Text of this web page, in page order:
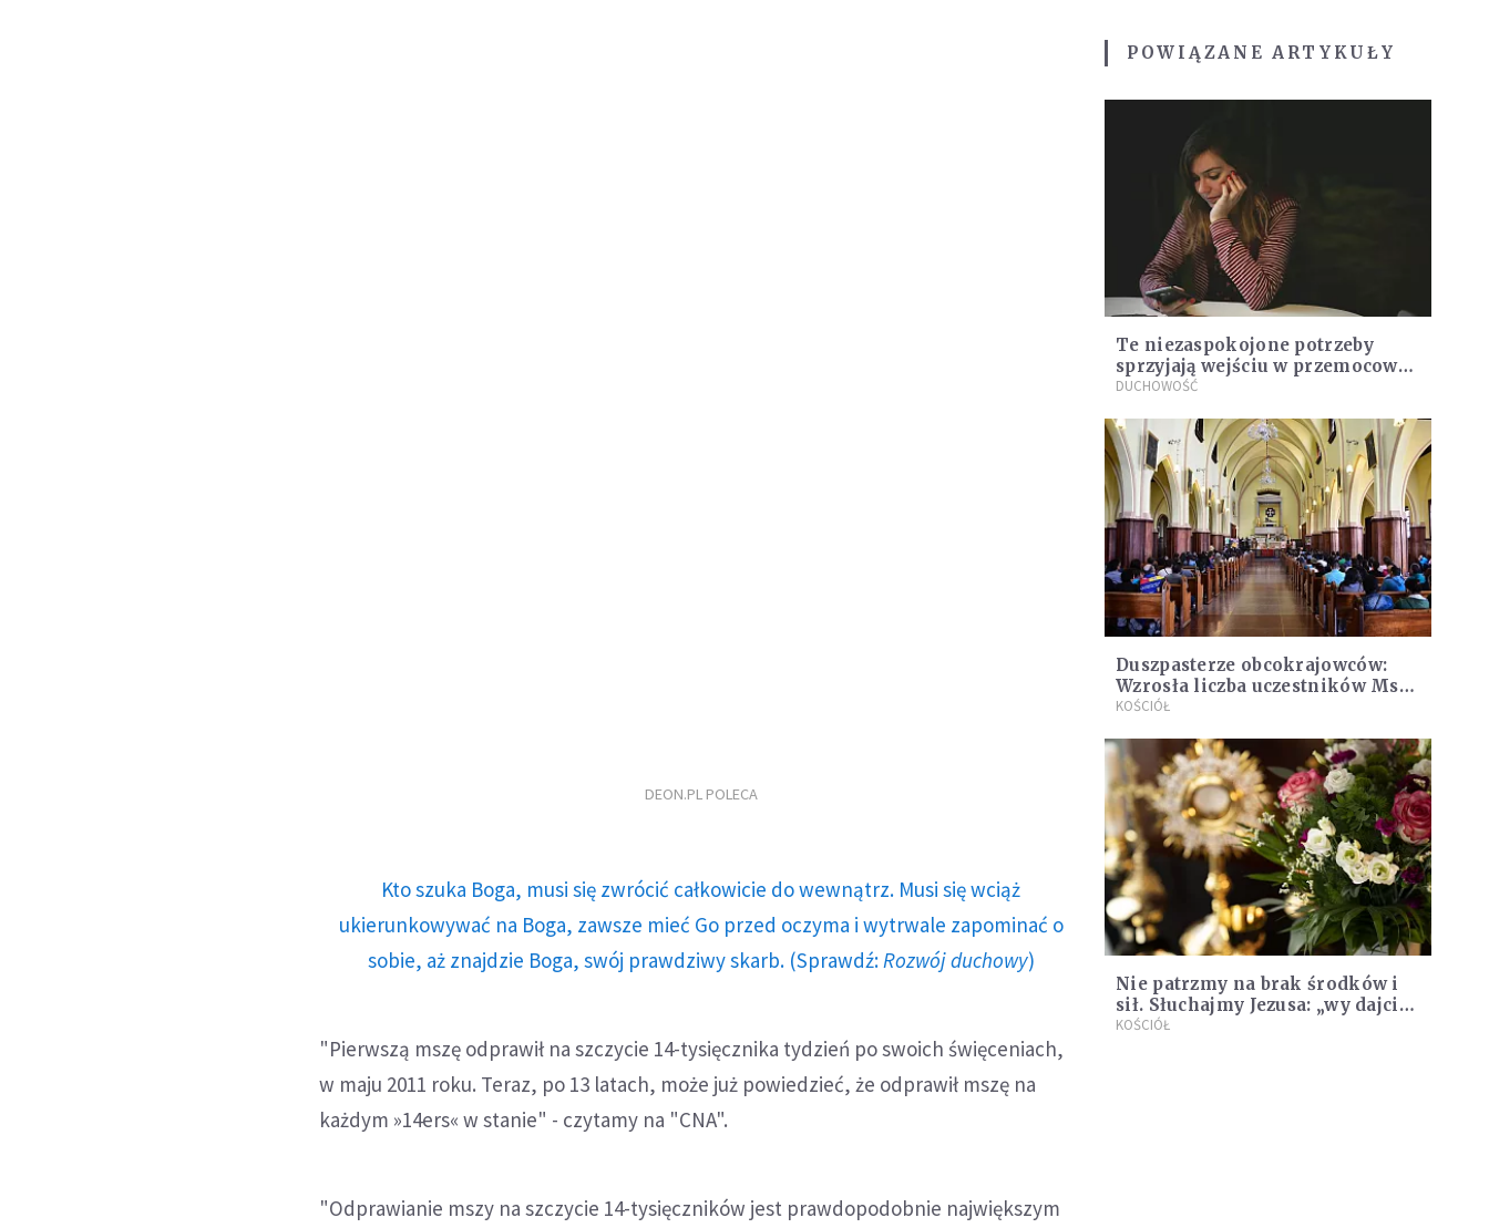
DEON.PL POLECA
Kto szuka Boga, musi się zwrócić całkowicie do wewnątrz. Musi się wciąż
ukierunkowywać na Boga, zawsze mieć Go przed oczyma i wytrwale zapominać o
sobie, aż znajdzie Boga, swój prawdziwy skarb. (Sprawdź: Rozwój duchowy)
"Pierwszą mszę odprawił na szczycie 14-tysięcznika tydzień po swoich święceniach,
w maju 2011 roku. Teraz, po 13 latach, może już powiedzieć, że odprawił mszę na
każdym »14ers« w stanie" - czytamy na "CNA".
"Odprawianie mszy na szczycie 14-tysięczników jest prawdopodobnie największym
POWIĄZANE ARTYKUŁY
Te niezaspokojone potrzeby
sprzyjają wejściu w przemocową
relację. Warto pytać siebie o to,
DUCHOWOŚĆ
Duszpasterze obcokrajowców:
Wzrosła liczba uczestników Mszy
świętych
KOŚCIÓŁ
Nie patrzmy na brak środków i
sił. Słuchajmy Jezusa: „wy dajcie
im jeść!”
KOŚCIÓŁ